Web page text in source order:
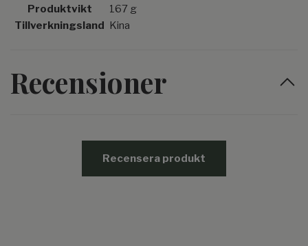
Produktvikt
167 g
Tillverkningsland Kina
Recensioner
Recensera produkt